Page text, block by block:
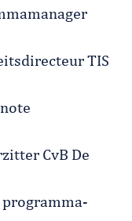
TIS
CvB De
programma-